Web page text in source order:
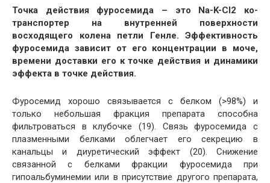
Точка действия фуросемида – это Na-K-Cl2 ко-
транспортер на внутренней поверхности
восходящего колена петли Генле. Эффективность
фуросемида зависит от его концентрации в моче,
времени доставки его к точке действия и динамики
эффекта в точке действия.
Фуросемид хорошо связывается с белком (>98%) и
только небольшая фракция препарата способна
фильтроваться в клубочке (19). Связь фуросемида с
плазменными белками облегчает его секрецию в
канальцы и диуретический эффект (20). Снижение
связанной с белками фракции фуросемида при
гипоальбуминемии или в присутствие другого препарата,